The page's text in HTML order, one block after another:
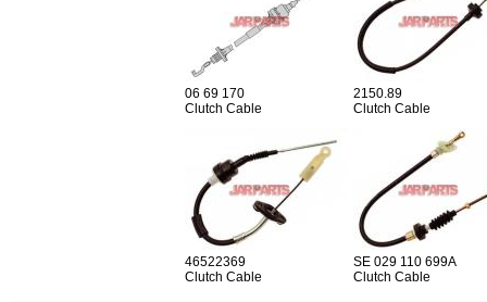
06 69 170
Clutch Cable
2150.89
Clutch Cable
46522369
Clutch Cable
SE 029 110 699A
Clutch Cable